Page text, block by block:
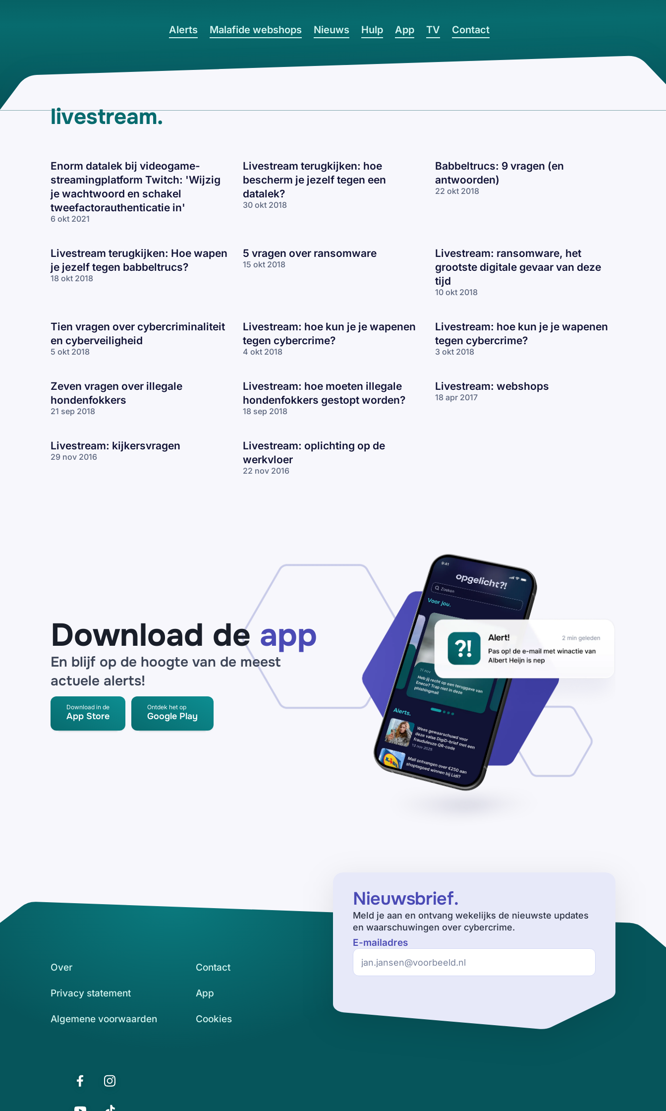
Alerts Malafide webshops Nieuws Hulp App TV Contact
livestream.
Enorm datalek bij videogame-
streamingplatform Twitch: 'Wijzig
je wachtwoord en schakel
tweefactorauthenticatie in'
6 okt 2021
Livestream terugkijken: hoe
bescherm je jezelf tegen een
datalek?
30 okt 2018
Babbeltrucs: 9 vragen (en
antwoorden)
22 okt 2018
Livestream terugkijken: Hoe wapen
je jezelf tegen babbeltrucs?
18 okt 2018
5 vragen over ransomware
15 okt 2018
Livestream: ransomware, het
grootste digitale gevaar van deze
tijd
10 okt 2018
Tien vragen over cybercriminaliteit
en cyberveiligheid
5 okt 2018
Livestream: hoe kun je je wapenen
tegen cybercrime?
4 okt 2018
Livestream: hoe kun je je wapenen
tegen cybercrime?
3 okt 2018
Zeven vragen over illegale
hondenfokkers
21 sep 2018
Livestream: hoe moeten illegale
hondenfokkers gestopt worden?
18 sep 2018
Livestream: webshops
18 apr 2017
Livestream: kijkersvragen
29 nov 2016
Livestream: oplichting op de
werkvloer
22 nov 2016
Download de app
En blijf op de hoogte van de meest
actuele alerts!
Download in de
App Store
Ontdek het op
Google Play
Nieuwsbrief.
Meld je aan en ontvang wekelijks de nieuwste updates
en waarschuwingen over cybercrime.
E-mailadres
Over Contact
Privacy statement App
Algemene voorwaarden Cookies